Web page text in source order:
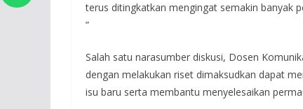
terus ditingkatkan mengingat semakin banyak
”
Salah satu narasumber diskusi, Dosen
dengan melakukan riset dimaksudkan dapat
isu baru serta membantu menyelesaikan